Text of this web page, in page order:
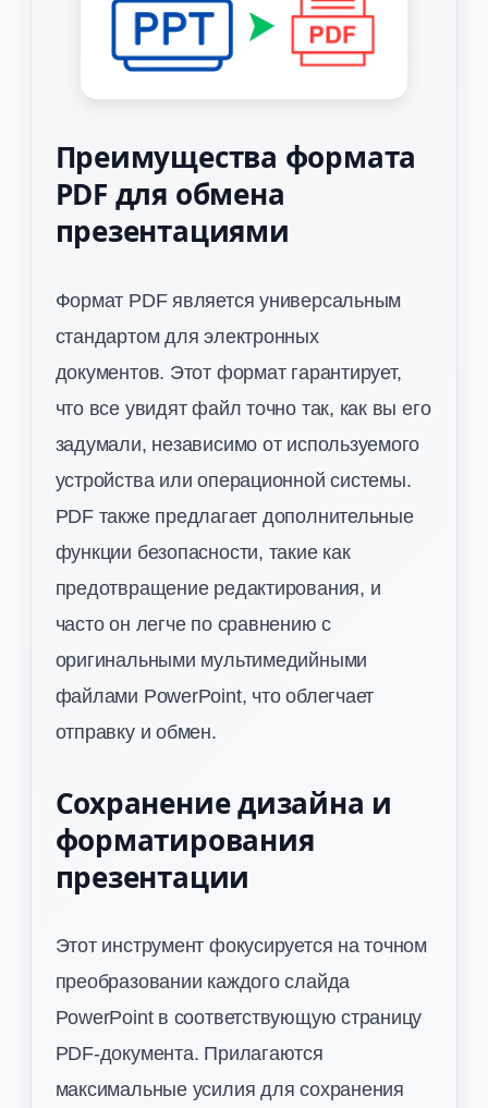
Преимущества формата
PDF для обмена
презентациями
Формат PDF является универсальным
стандартом для электронных
документов. Этот формат гарантирует,
что все увидят файл точно так, как вы его
задумали, независимо от используемого
устройства или операционной системы.
PDF также предлагает дополнительные
функции безопасности, такие как
предотвращение редактирования, и
часто он легче по сравнению с
оригинальными мультимедийными
файлами PowerPoint, что облегчает
отправку и обмен.
Сохранение дизайна и
форматирования
презентации
Этот инструмент фокусируется на точном
преобразовании каждого слайда
PowerPoint в соответствующую страницу
PDF-документа. Прилагаются
максимальные усилия для сохранения